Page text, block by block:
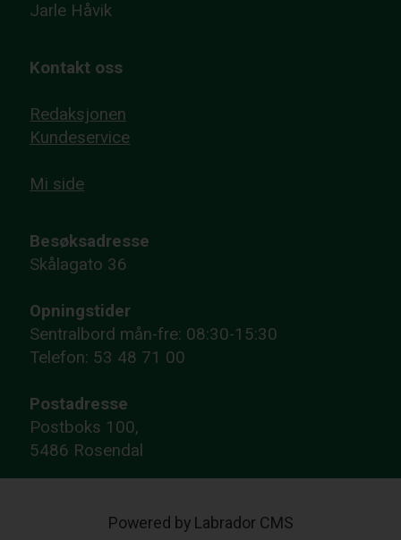
Jarle Håvik
Kontakt oss
Redaksjonen
Kundeservice
Mi side
Besøksadresse
Skålagato 36
Opningstider
Sentralbord mån-fre: 08:30-15:30
Telefon: 53 48 71 00
Postadresse
Postboks 100,
5486 Rosendal
Powered by Labrador CMS